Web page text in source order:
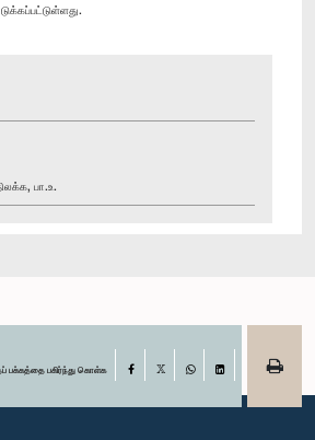
பா.உ.
பக்கத்தை பகிர்ந்து கொள்க Facebook